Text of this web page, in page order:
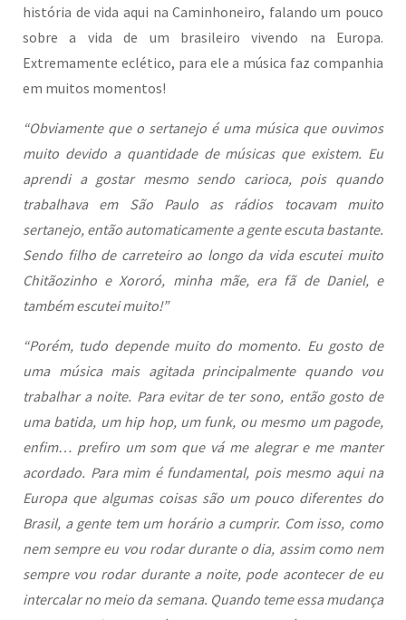
história de vida aqui na Caminhoneiro, falando um pouco
sobre a vida de um brasileiro vivendo na Europa.
Extremamente eclético, para ele a música faz companhia
em muitos momentos!
“Obviamente que o sertanejo é uma música que ouvimos
muito devido a quantidade de músicas que existem. Eu
aprendi a gostar mesmo sendo carioca, pois quando
trabalhava em São Paulo as rádios tocavam muito
sertanejo, então automaticamente a gente escuta bastante.
Sendo filho de carreteiro ao longo da vida escutei muito
Chitãozinho e Xororó, minha mãe, era fã de Daniel, e
também escutei muito!”
“Porém, tudo depende muito do momento. Eu gosto de
uma música mais agitada principalmente quando vou
trabalhar a noite. Para evitar de ter sono, então gosto de
uma batida, um hip hop, um funk, ou mesmo um pagode,
enfim… prefiro um som que vá me alegrar e me manter
acordado. Para mim é fundamental, pois mesmo aqui na
Europa que algumas coisas são um pouco diferentes do
Brasil, a gente tem um horário a cumprir. Com isso, como
nem sempre eu vou rodar durante o dia, assim como nem
sempre vou rodar durante a noite, pode acontecer de eu
intercalar no meio da semana. Quando teme essa mudança